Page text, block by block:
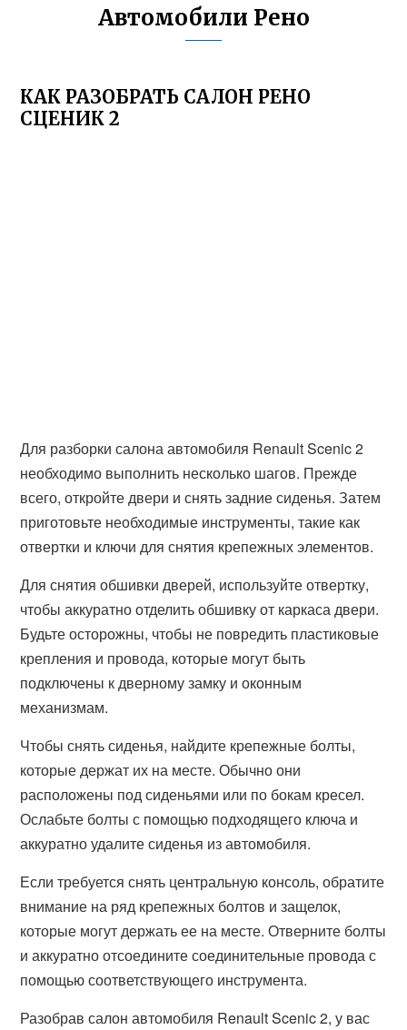
Автомобили Рено
КАК РАЗОБРАТЬ САЛОН РЕНО
СЦЕНИК 2
Для разборки салона автомобиля Renault Scenic 2
необходимо выполнить несколько шагов. Прежде
всего, откройте двери и снять задние сиденья. Затем
приготовьте необходимые инструменты, такие как
отвертки и ключи для снятия крепежных элементов.
Для снятия обшивки дверей, используйте отвертку,
чтобы аккуратно отделить обшивку от каркаса двери.
Будьте осторожны, чтобы не повредить пластиковые
крепления и провода, которые могут быть
подключены к дверному замку и оконным
механизмам.
Чтобы снять сиденья, найдите крепежные болты,
которые держат их на месте. Обычно они
расположены под сиденьями или по бокам кресел.
Ослабьте болты с помощью подходящего ключа и
аккуратно удалите сиденья из автомобиля.
Если требуется снять центральную консоль, обратите
внимание на ряд крепежных болтов и защелок,
которые могут держать ее на месте. Отверните болты
и аккуратно отсоедините соединительные провода с
помощью соответствующего инструмента.
Разобрав салон автомобиля Renault Scenic 2, у вас